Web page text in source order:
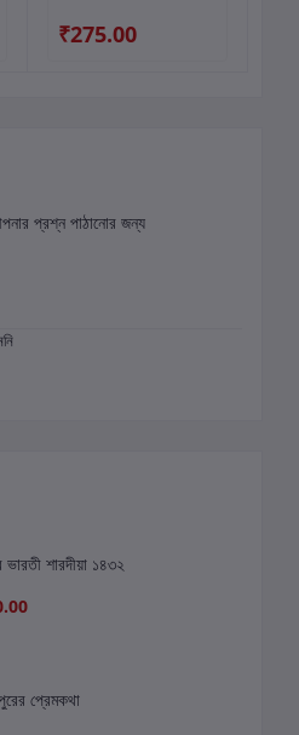
₹275.00
প্রশ্ন পাঠানোর জন্য
শারদীয়া ১৪৩২
প্রেমকথা